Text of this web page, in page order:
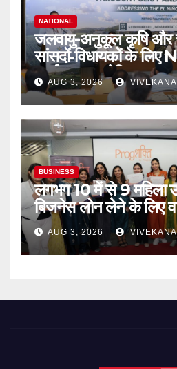
NATIONAL
जलवायु-अनुकूल कृषि और
सांसदों-विधायकों के लिए
कार्यशाला आयोजित
AUG 3, 2026
BUSINESS
लगभग 10 में से 9 महिला
बिजनेस लोन लेने के लिए
AUG 3, 2026